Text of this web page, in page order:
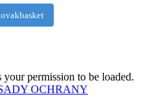
permission to be loaded.
OCHRANY